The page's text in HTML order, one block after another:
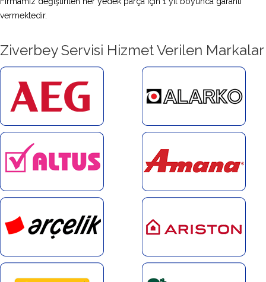
vermektedir.
Ziverbey Servisi Hizmet Verilen Markalar